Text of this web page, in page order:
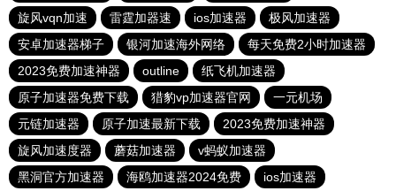
旋风vqn加速
雷霆加器速 ios加速器
极风加速器
安卓加速器梯子
银河加速海外网络
每天免费2小时加速器
2023免费加速神器
outline
纸飞机加速器
原子加速器免费下载
猎豹vp加速器官网
一元机场
元链加速器
原子加速最新下载
2023免费加速神器
旋风加速度器
蘑菇加速器
v蚂蚁加速器
黑洞官方加速器
海鸥加速器2024免费 ios加速器